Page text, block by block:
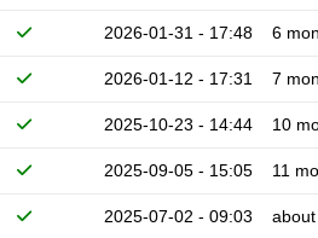
2026-01-31 - 17:48 6
2026-01-12 - 17:31 7
2025-10-23 - 14:44 10
2025-09-05 - 15:05 11
2025-07-02 - 09:03